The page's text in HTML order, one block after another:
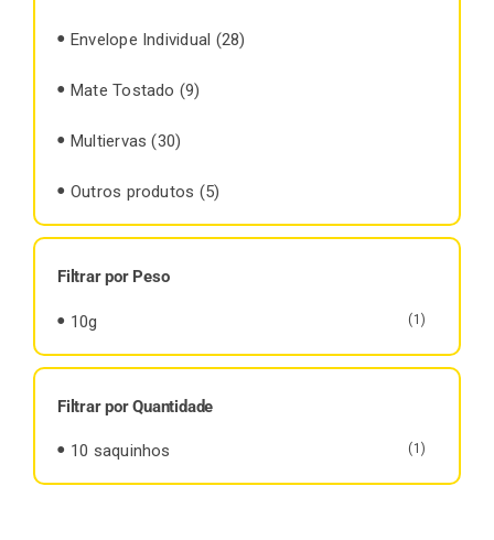
Envelope Individual (28)
Mate Tostado (9)
Multiervas (30)
Outros produtos (5)
Filtrar por Peso
10g (1)
Filtrar por Quantidade
10 saquinhos (1)